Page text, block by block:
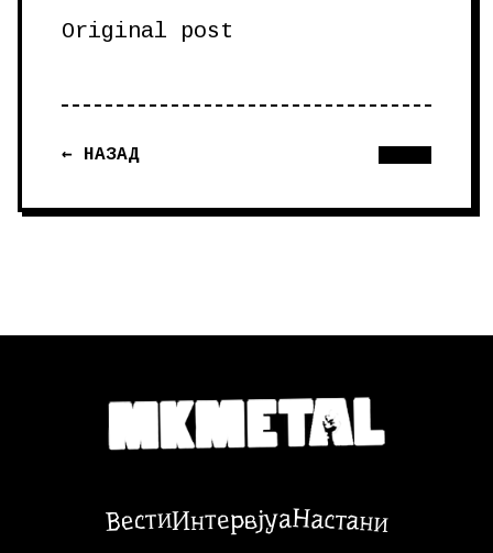
Original post
← НАЗАД
ВестиИнтервјуаНастани